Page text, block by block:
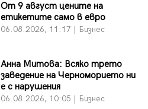
От 9 август цените на
етикетите само в евро
06.08.2026, 11:17 | Бизнес
Анна Митова: Всяко трето
заведение на Черноморието ни
е с нарушения
06.08.2026, 10:05 | Бизнес